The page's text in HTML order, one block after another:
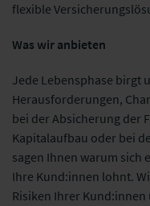
flexible
Was wir anbieten
Jede Lebensphase birgt
Herausforderungen,
bei der Absicherung der
Kapitalaufbau oder bei
sagen Ihnen warum sich
Ihre Kund:innen lohnt.
Risiken Ihrer